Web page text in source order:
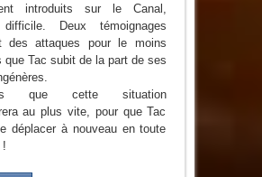
introduits sur le Canal,
difficile. Deux témoignages
des attaques pour le moins
que Tac subit de la part de ses
que cette situation
au plus vite, pour que Tac
déplacer à nouveau en toute
!